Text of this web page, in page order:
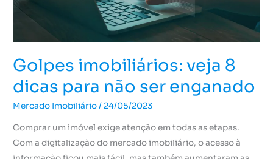
Golpes imobiliários: veja 8
dicas para não ser enganado
Mercado Imobiliário/ 24/05/2023
Comprar um imóvel exige atenção em todas as etapas.
Com a digitalização do mercado imobiliário, o acesso à
enganado